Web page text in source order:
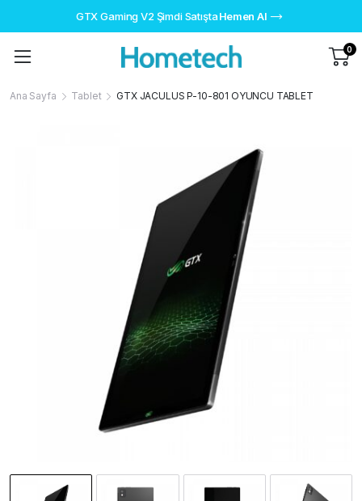
GTX Gaming V2 Şimdi SatıştaHemen Al
0
Ana Sayfa Tablet GTX JACULUS P-10-801 OYUNCU TABLET